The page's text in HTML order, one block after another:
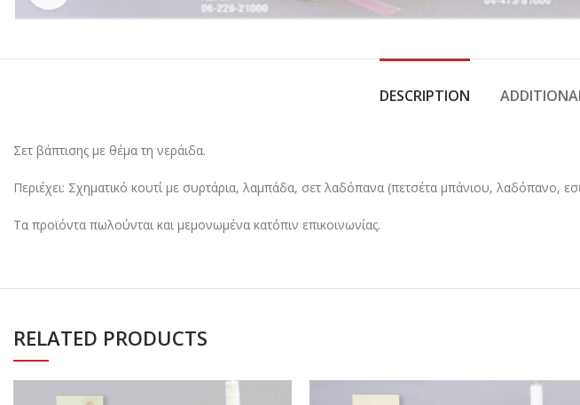
DESCRIPTION
Σετ βάπτισης με θέμα τη νεράιδα.
Περιέχει: Σχηματικό κουτί με συρτάρια, λαμπάδα, σετ λαδόπανα (πετσέτα μπάνιου, λαδόπανο,
Τα προϊόντα πωλούνται και μεμονωμένα κατόπιν επικοινωνίας.
RELATED PRODUCTS